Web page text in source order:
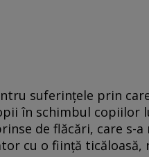
suferinţele prin
în schimbul copiilor
de flăcări, care s-
cu o fiinţă ticăloasă,